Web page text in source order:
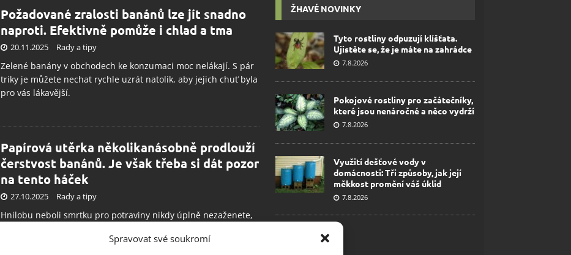
Spravovat své soukromí
Požadované zralosti banánů lze jít snadno
naproti. Efektivně pomůže i chlad a tma
20.11.2025 Rady a tipy
Zelené banány v obchodech ke konzumaci moc nelákají. S pár
triky je můžete nechat rychle uzrát natolik, aby jejich chuť byla
pro vás lákavější.
Papírová utěrka několikanásobně prodlouží
čerstvost banánů. Je však třeba si dát pozor
na tento háček
27.10.2025 Rady a tipy
Hnilobu neboli smrtku pro potraviny nikdy úplně nezaženete,
obyčejnou papírovou utěrkou. Dnes už sice frontu na banány
ŽHAVÉ NOVINKY
Tyto rostliny odpuzují klíšťata.
Ujistěte se, že je máte na zahrádce
7.8.2026
Pokojové rostliny pro začátečníky,
které jsou nenáročné a něco vydrží
7.8.2026
Využití dešťové vody v
domácnosti: Tři způsoby, jak její
měkkost promění váš úklid
7.8.2026